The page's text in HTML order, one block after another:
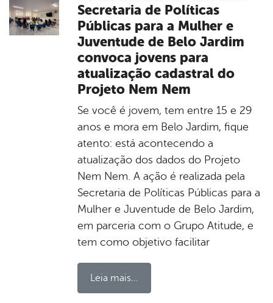
Secretaria de Políticas
Públicas para a Mulher e
Juventude de Belo Jardim
convoca jovens para
atualização cadastral do
Projeto Nem Nem
Se você é jovem, tem entre 15 e 29
anos e mora em Belo Jardim, fique
atento: está acontecendo a
atualização dos dados do Projeto
Nem Nem. A ação é realizada pela
Secretaria de Políticas Públicas para a
Mulher e Juventude de Belo Jardim,
em parceria com o Grupo Atitude, e
tem como objetivo facilitar
Leia mais...